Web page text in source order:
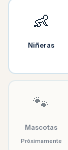
👶
Niñeras
🐾
Mascotas
Próximamente